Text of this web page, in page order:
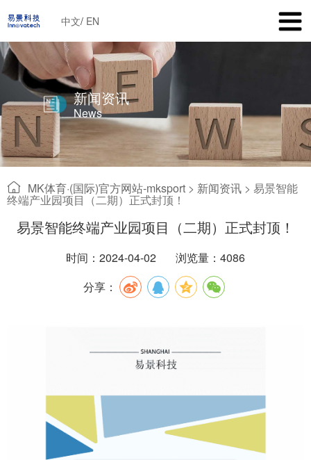
中文/ EN
新闻资讯
News
MK体育·(国际)官方网站-mksport > 新闻资讯 > 易景智能
终端产业园项目（二期）正式封顶！
易景智能终端产业园项目（二期）正式封顶！
时间：2024-04-02
浏览量：4086
分享：